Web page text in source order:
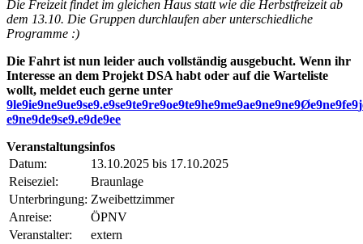
Die Freizeit findet im gleichen Haus statt wie die Herbstfreizeit ab
dem 13.10. Die Gruppen durchlaufen aber unterschiedliche
Programme :)
Die Fahrt ist nun leider auch vollständig ausgebucht. Wenn ihr
Interesse an dem Projekt DSA habt oder auf die Warteliste
wollt, meldet euch gerne unter
9le9ie9ne9ue9se9.e9se9te9re9oe9te9he9me9ae9ne9ne9Øe9ne9fe9j
e9ne9de9se9.e9de9ee
Veranstaltungsinfos
Datum:
13.10.2025 bis 17.10.2025
Reiseziel:
Braunlage
Unterbringung: Zweibettzimmer
Anreise:
ÖPNV
Veranstalter:
extern